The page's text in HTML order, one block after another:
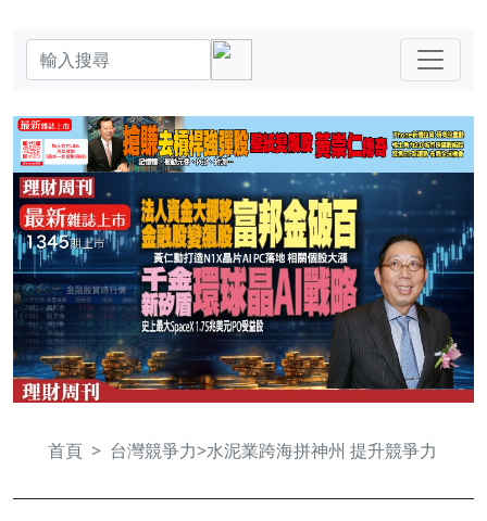
首頁 台灣競爭力>水泥業跨海拼神州 提升競爭力